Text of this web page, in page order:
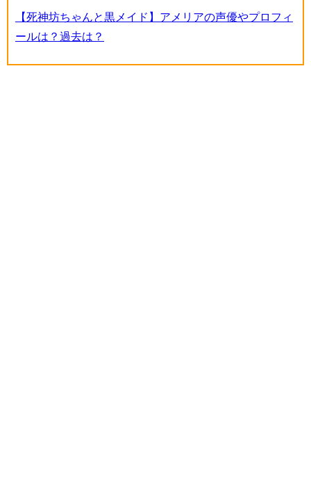
【死神坊ちゃんと黒メイド】アメリアの声優やプロフィ
ールは？過去は？